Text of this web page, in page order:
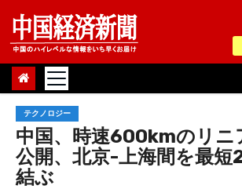
Skip
content
テクノロジー
中国、時速600kmのリニ
公開、北京-上海間を最短
結ぶ